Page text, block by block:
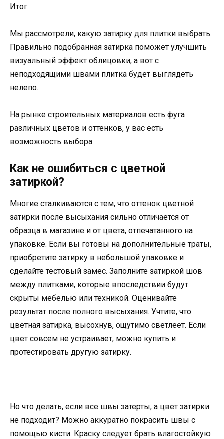
Итог
Мы рассмотрели, какую затирку для плитки выбрать.
Правильно подобранная затирка поможет улучшить
визуальный эффект облицовки, а вот с
неподходящими швами плитка будет выглядеть
нелепо.
На рынке строительных материалов есть фуга
различных цветов и оттенков, у вас есть
возможность выбора.
Как не ошибиться с цветной
затиркой?
Многие сталкиваются с тем, что оттенок цветной
затирки после высыхания сильно отличается от
образца в магазине и от цвета, отпечатанного на
упаковке. Если вы готовы на дополнительные траты,
приобретите затирку в небольшой упаковке и
сделайте тестовый замес. Заполните затиркой шов
между плитками, которые впоследствии будут
скрыты мебелью или техникой. Оценивайте
результат после полного высыхания. Учтите, что
цветная затирка, высохнув, ощутимо светлеет. Если
цвет совсем не устраивает, можно купить и
протестировать другую затирку.
Но что делать, если все швы затерты, а цвет затирки
не подходит? Можно аккуратно покрасить швы с
помощью кисти. Краску следует брать влагостойкую